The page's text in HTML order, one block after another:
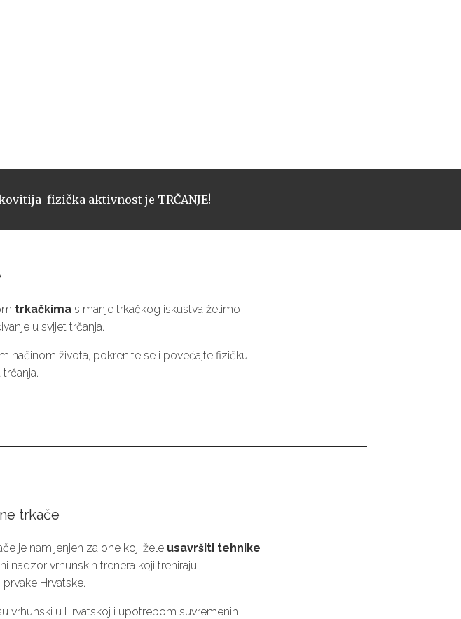
fizička aktivnost je TRČANJE!
trkačkima s manje trkačkog iskustva želimo
u svijet trčanja.
načinom života, pokrenite se i povećajte fizičku
trkače
je namijenjen za one koji žele usavršiti tehnike
nadzor vrhunskih trenera koji treniraju
Hrvatske.
vrhunski u Hrvatskoj i upotrebom suvremenih